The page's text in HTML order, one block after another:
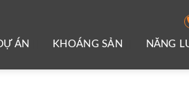
ÁN KHOÁNG SẢN NĂNG